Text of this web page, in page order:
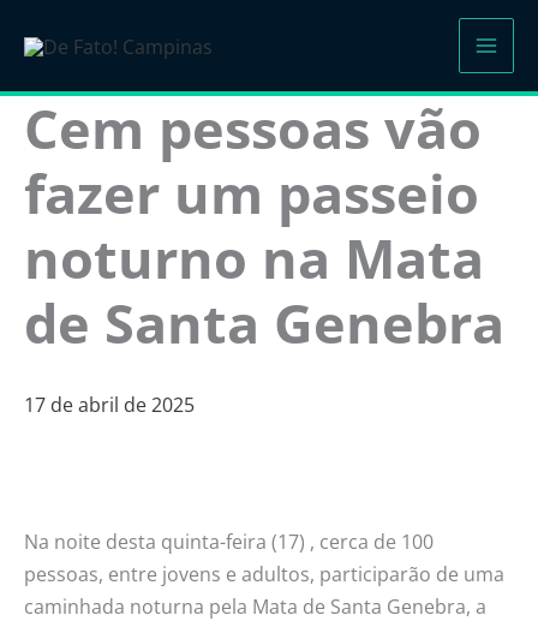
para
conteúdo
Cem pessoas vão
fazer um passeio
noturno na Mata
de Santa Genebra
17 de abril de 2025
Na noite desta quinta-feira (17) , cerca de 100
pessoas, entre jovens e adultos, participarão de uma
caminhada noturna pela Mata de Santa Genebra, a